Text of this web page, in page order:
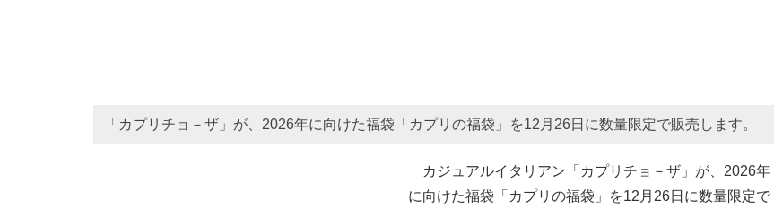
「カプリチョ－ザ」が、2026年に向けた福袋「カプリの福袋」を12月26日に数量限定で販売します。
カジュアルイタリアン「カプリチョ－ザ」が、2026年
に向けた福袋「カプリの福袋」を12月26日に数量限定で